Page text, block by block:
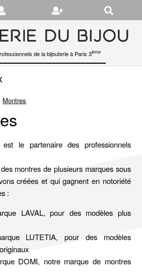
de la bijouterie à Paris 3ème
Montres
le partenaire des professionnels
montres de plusieurs marques sous
créées et qui gagnent en notoriété
:
LAVAL, pour des modèles plus
LUTETIA, pour des modèles
DOMI, notre marque de montres
de cookies